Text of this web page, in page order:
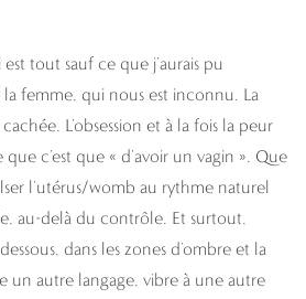
tout sauf ce que j’aurais pu
femme, qui nous est inconnu. La
L’obsession et à la fois la peur
que c’est que « d’avoir un vagin ». Que
l’utérus/womb au rythme naturel
au-delà du contrôle. Et surtout,
dans les zones d’ombre et la
un autre langage, vibre à une autre